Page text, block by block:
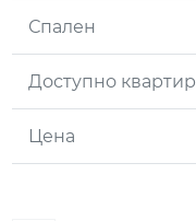
Спален
Доступно квартир
Цена